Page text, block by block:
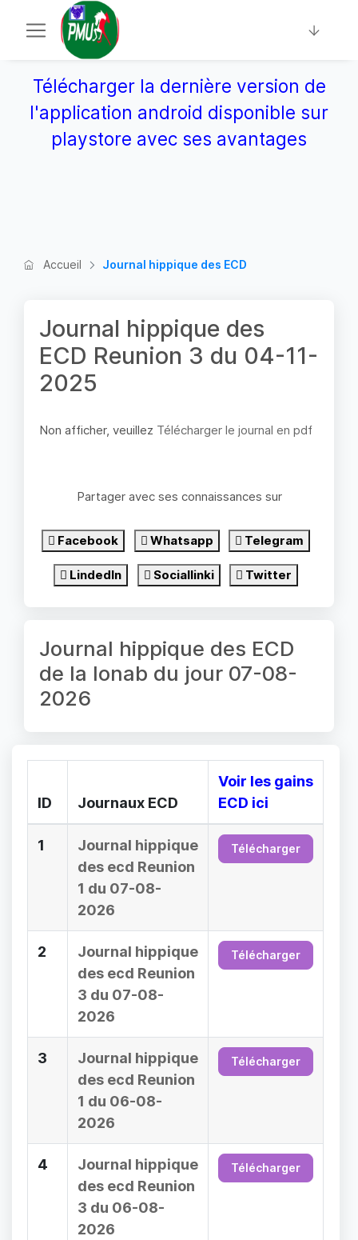
Télécharger la dernière version de
l'application android disponible sur
playstore avec ses avantages
Accueil Journal hippique des ECD
Journal hippique des
ECD Reunion 3 du 04-11-
2025
Non afficher, veuillez Télécharger le journal en pdf
Partager avec ses connaissances sur
Facebook Whatsapp Telegram
LindedIn Sociallinki Twitter
Journal hippique des ECD
de la lonab du jour 07-08-
2026
ID Journaux ECD
Voir les gains
ECD ici
1
Journal hippique
des ecd Reunion
1 du 07-08-
2026
Télécharger
2
Journal hippique
des ecd Reunion
3 du 07-08-
2026
Télécharger
3
Journal hippique
des ecd Reunion
1 du 06-08-
2026
Télécharger
4
Journal hippique
des ecd Reunion
3 du 06-08-
2026
Télécharger